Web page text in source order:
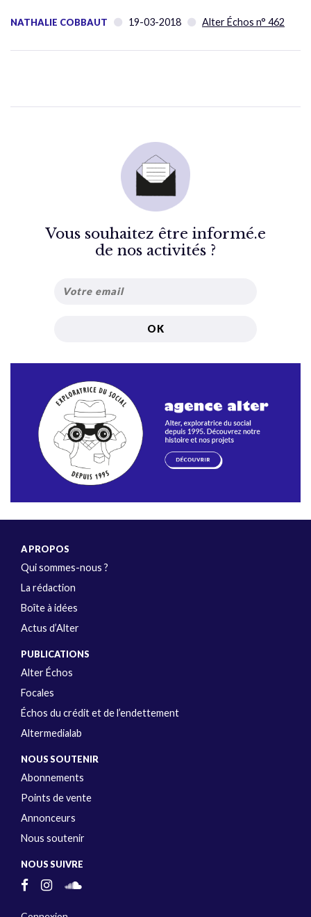
NATHALIE COBBAUT 19-03-2018 Alter Échos n° 462
Vous souhaitez être informé.e
de nos activités ?
A PROPOS
Qui sommes-nous ?
La rédaction
Boîte à idées
Actus d’Alter
PUBLICATIONS
Alter Échos
Focales
Échos du crédit et de l’endettement
Altermedialab
NOUS SOUTENIR
Abonnements
Points de vente
Annonceurs
Nous soutenir
NOUS SUIVRE